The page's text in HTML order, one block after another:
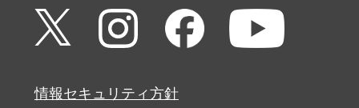
情報セキュリティ方針